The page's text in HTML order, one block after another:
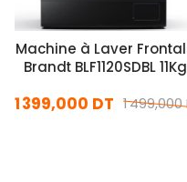
Machine à Laver
Brandt BLF1120SDBL 11Kg
1 499,000
1 399,000 DT